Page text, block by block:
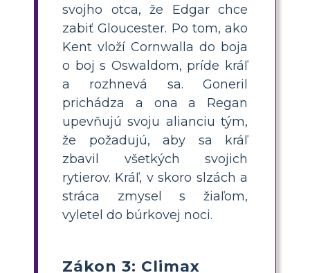
svojho otca, že Edgar chce
zabiť Gloucester. Po tom, ako
Kent vloží Cornwalla do boja
o boj s Oswaldom, príde kráľ
a rozhnevá sa. Goneril
prichádza a ona a Regan
upevňujú svoju alianciu tým,
že požadujú, aby sa kráľ
zbavil všetkých svojich
rytierov. Kráľ, v skoro slzách a
stráca zmysel s žiaľom,
vyletel do búrkovej noci.
Zákon 3: Climax